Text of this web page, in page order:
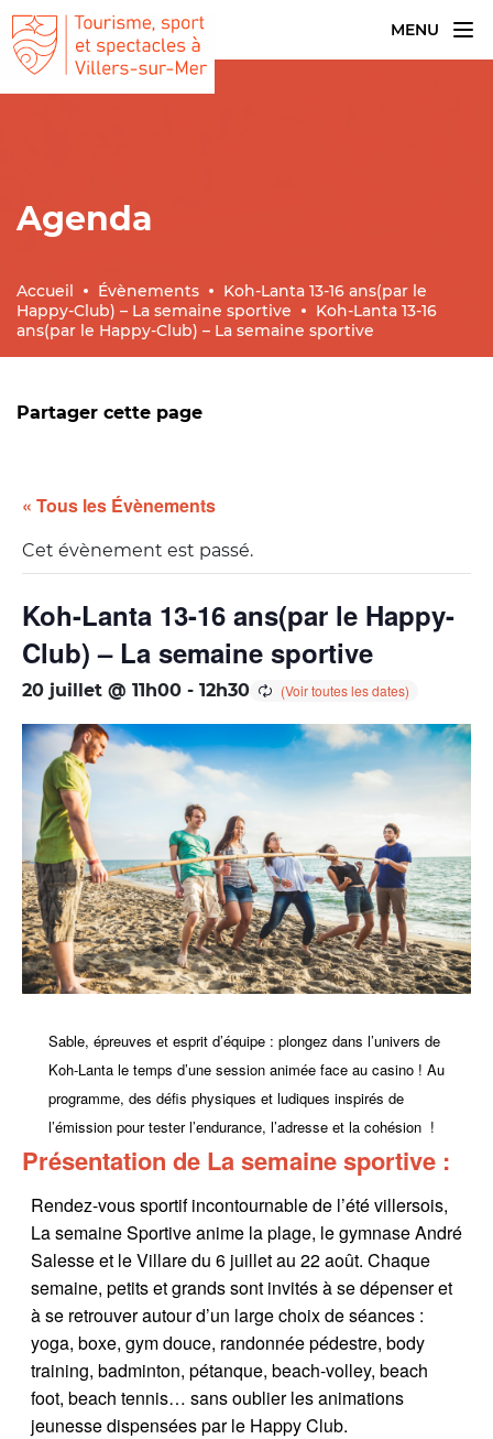
MENU
Accueil Évènements
Koh-Lanta 13-16 ans(par le
Happy-Club) – La semaine sportive
Koh-Lanta 13-16
ans(par le Happy-Club) – La semaine sportive
Agenda
Partager cette page
« Tous les Évènements
Cet évènement est passé.
Koh-Lanta 13-16 ans(par le Happy-
Club) – La semaine sportive
20 juillet @ 11h00 - 12h30
Sable, épreuves et esprit d’équipe : plongez dans l’univers de
Koh-Lanta le temps d’une session animée face au casino ! Au
programme, des défis physiques et ludiques inspirés de
l’émission pour tester l’endurance, l’adresse et la cohésion !
Présentation de La semaine sportive :
Rendez-vous sportif incontournable de l’été villersois,
La semaine Sportive anime la plage, le gymnase André
Salesse et le Villare du 6 juillet au 22 août. Chaque
semaine, petits et grands sont invités à se dépenser et
à se retrouver autour d’un large choix de séances :
yoga, boxe, gym douce, randonnée pédestre, body
training, badminton, pétanque, beach-volley, beach
foot, beach tennis… sans oublier les animations
jeunesse dispensées par le Happy Club.